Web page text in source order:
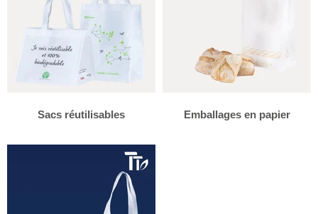
Sacs réutilisables Emballages en papier